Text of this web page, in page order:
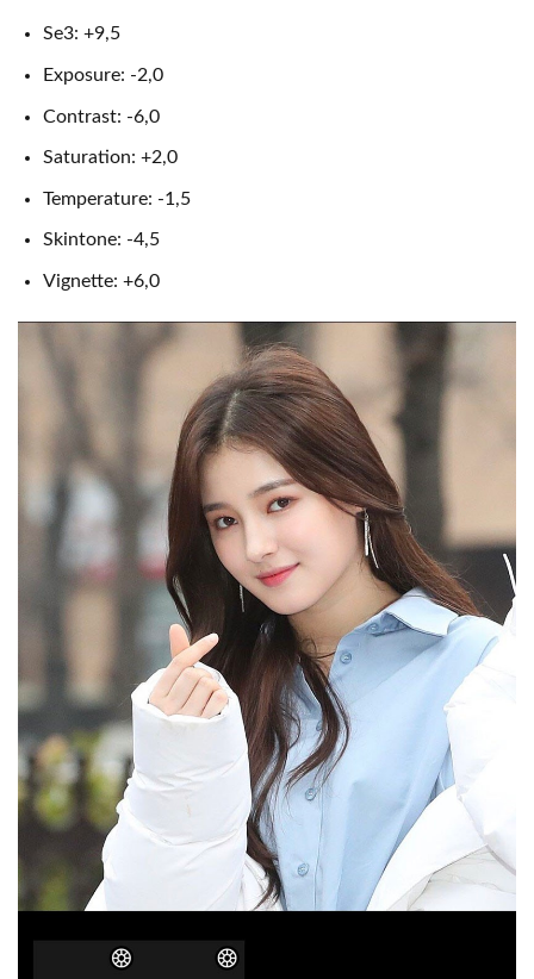
Se3: +9,5
Exposure: -2,0
Contrast: -6,0
Saturation: +2,0
Temperature: -1,5
Skintone: -4,5
Vignette: +6,0